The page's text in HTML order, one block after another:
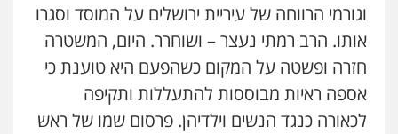
וגורמי הרווחה של עיריית ירושלים על המוסד וסגרו
אותו. הרב רמתי נעצר – ושוחרר. היום, המשטרה
חזרה ופשטה על המקום כשהפעם היא טוענת כי
אספה ראיות מבוססות להתעללות ותקיפה
לכאורה כנגד הנשים וילדיהן. פרסום שמו של ראש